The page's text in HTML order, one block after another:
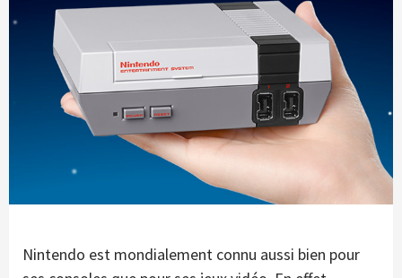
Nintendo est mondialement connu aussi bien pour